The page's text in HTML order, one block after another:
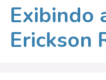
Exibindo
Erickson